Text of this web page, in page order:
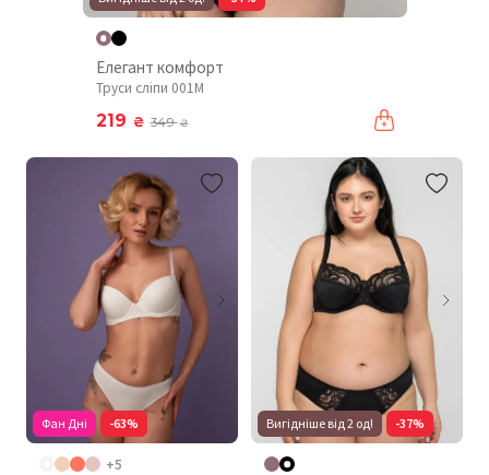
Елегант комфорт
Труси сліпи 001М
219 ₴ 349₴
Фан Дні -63%
+5
Вигідніше від 2 од! -37%